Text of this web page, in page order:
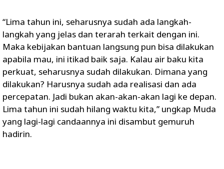
“Lima tahun ini, seharusnya sudah ada langkah-
langkah yang jelas dan terarah terkait dengan ini.
Maka kebijakan bantuan langsung pun bisa dilakukan
apabila mau, ini itikad baik saja. Kalau air baku kita
perkuat, seharusnya sudah dilakukan. Dimana yang
dilakukan? Harusnya sudah ada realisasi dan ada
percepatan. Jadi bukan akan-akan-akan lagi ke depan.
Lima tahun ini sudah hilang waktu kita,” ungkap Muda
yang lagi-lagi candaannya ini disambut gemuruh
hadirin.